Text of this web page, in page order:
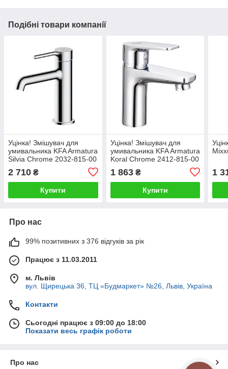
Подібні товари компанії
Уцінка! Змішувач для
умивальника KFA Armatura
Silvia Chrome 2032-815-00
2 710 ₴
Купити
Уцінка! Змішувач для
умивальника KFA Armatura
Koral Chrome 2412-815-00
1 863₴
Купити
1
Про нас
99% позитивних з 376 відгуків за рік
Працює з 11.03.2011
м. Львів
вул. Щирецька 36, ТЦ «Будмаркет» №26, Львів, Україна
Контакти
Сьогодні працює з 09:00 до 18:00
Показати весь графік роботи
Про нас